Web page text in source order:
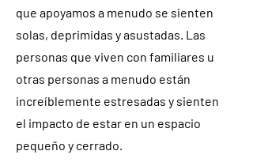
que apoyamos a menudo se sienten
solas, deprimidas y asustadas. Las
personas que viven con familiares u
otras personas a menudo están
increíblemente estresadas y sienten
el impacto de estar en un espacio
pequeño y cerrado.